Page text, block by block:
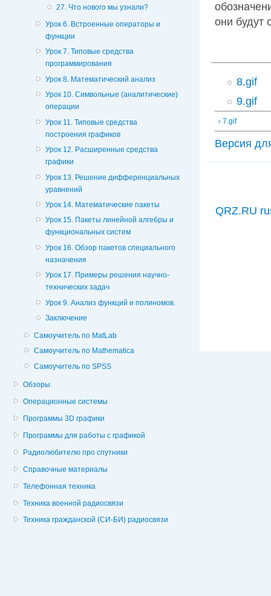
27. Что нового мы узнали?
Урок 6. Встроенные операторы и
функции
Урок 7. Типовые средства
программирования
Урок 8. Математический анализ
Урок 10. Символьные (аналитические)
операции
Урок 11. Типовые средства
построения графиков
Урок 12. Расширенные средства
графики
Урок 13. Решение дифференциальных
уравнений
Урок 14. Математические пакеты
Урок 15. Пакеты линейной алгебры и
функциональных систем
Урок 16. Обзор пакетов специального
назначения
Урок 17. Примеры решения научно-
технических задач
Урок 9. Анализ функций и полиномов.
Заключение
Самоучитель по MatLab
Самоучитель по Mathematica
Самоучитель по SPSS
Обзоры
Операционные системы
Программы 3D графики
Программы для работы с графикой
Радиолюбителю про спутники
Справочные материалы
Телефонная техника
Техника военной радиосвязи
Техника гражданской (СИ-БИ) радиосвязи
они будут
8.gif
9.gif
‹ 7.gif
Версия
QRZ.RU